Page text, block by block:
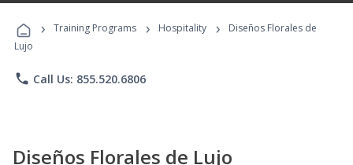
Programs
› Training Programs › Hospitality ›
Diseños Florales de
Lujo
phone Call Us: 855.520.6806
Diseños Florales de Lujo